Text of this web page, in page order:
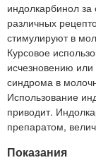
индолкарбинол за
различных
стимулируют в
Курсовое
исчезновению
синдрома в
Использование
приводит.
препаратом,
Показания